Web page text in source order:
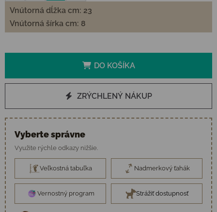
Vnútorná dĺžka cm: 23
Vnútorná šírka cm: 8
DO KOŠÍKA
ZRÝCHLENÝ NÁKUP
Vyberte správne
Využite rýchle odkazy nižšie.
Veľkostná tabuľka Nadmerkový ťahák
Vernostný program Strážiť dostupnosť